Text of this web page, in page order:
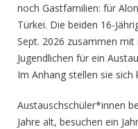
noch Gastfamilien: für
Türkei. Die beiden 16-
Sept. 2026 zusammen
Jugendlichen für ein
Im Anhang stellen sie sich
Austauschschüler*innen
Jahre alt, besuchen ein